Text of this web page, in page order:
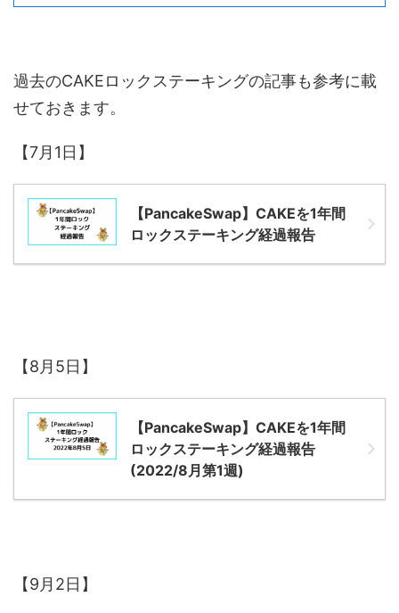
過去のCAKEロックステーキングの記事も参考に載
せておきます。
【7月1日】
【PancakeSwap】CAKEを1年間
ロックステーキング経過報告
【8月5日】
【PancakeSwap】CAKEを1年間
ロックステーキング経過報告
(2022/8月第1週)
【9月2日】